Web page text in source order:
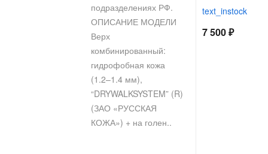
подразделениях РФ.
ОПИСАНИЕ МОДЕЛИ
Верх
комбинированный:
гидрофобная кожа
(1.2–1.4 мм),
“DRYWALKSYSTEM” (R)
(ЗАО «РУССКАЯ
КОЖА») + на голен..
text_instock
7 500 ₽